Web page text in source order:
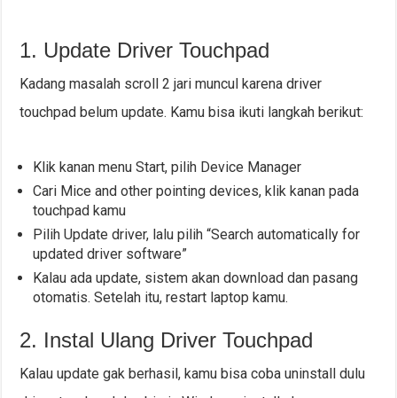
1. Update Driver Touchpad
Kadang masalah scroll 2 jari muncul karena driver
touchpad belum update. Kamu bisa ikuti langkah berikut:
Klik kanan menu Start, pilih Device Manager
Cari Mice and other pointing devices, klik kanan pada
touchpad kamu
Pilih Update driver, lalu pilih “Search automatically for
updated driver software”
Kalau ada update, sistem akan download dan pasang
otomatis. Setelah itu, restart laptop kamu.
2. Instal Ulang Driver Touchpad
Kalau update gak berhasil, kamu bisa coba uninstall dulu